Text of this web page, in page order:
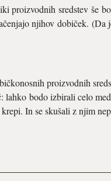
proizvodnih sredstev še
njihov dobiček.
proizvodnih
lahko bodo izbirali celo
In se skušali z njim